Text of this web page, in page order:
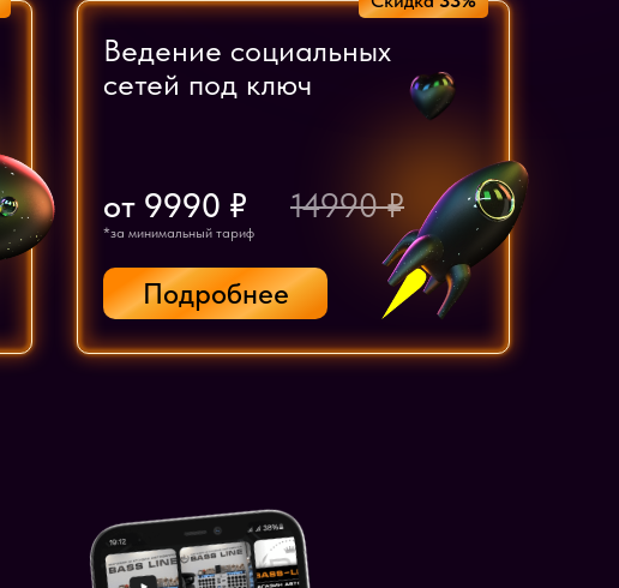
Ведение социальных
сетей под ключ
от 9990 ₽ 14990 ₽
*за минимальный тариф
Подробнее